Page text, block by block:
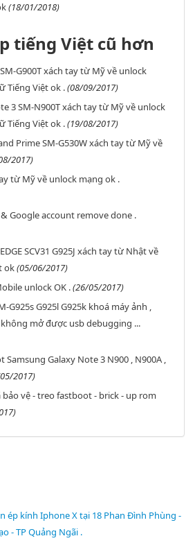
(18/01/2018)
tiếng Việt cũ hơn
G900T xách tay từ Mỹ về unlock
Tiếng Việt ok .(08/09/2017)
3 SM-N900T xách tay từ Mỹ về unlock
Tiếng Việt ok .(19/08/2017)
Prime SM-G530W xách tay từ Mỹ về
2017)
từ Mỹ về unlock mạng ok .
Google account remove done .
SCV31 G925J xách tay từ Nhật về
ok(05/06/2017)
unlock OK .(26/05/2017)
G925s G925l G925k khoá máy ảnh ,
mở được usb debugging ...
Samsung Galaxy Note 3 N900 , N900A ,
2017)
bảo vệ - treo fastboot - brick - up rom
ép kính Iphone X tại 18 Phan Đình Phùng -
- TP Quảng Ngãi .